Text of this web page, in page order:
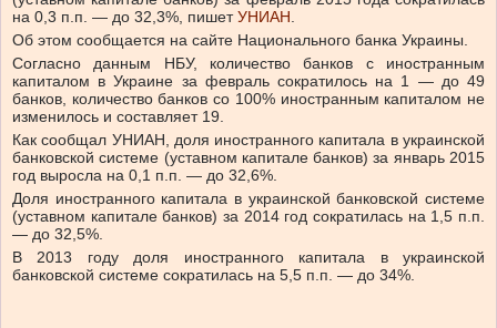
на 0,3 п.п. — до 32,3%, пишетУНИАН.
Об этом сообщается на сайте Национального банка Украины.
Согласно данным НБУ, количество банков с иностранным
капиталом в Украине за февраль сократилось на 1 — до 49
банков, количество банков со 100% иностранным капиталом не
изменилось и составляет 19.
Как сообщал УНИАН, доля иностранного капитала в украинской
банковской системе (уставном капитале банков) за январь 2015
год выросла на 0,1 п.п. — до 32,6%.
Доля иностранного капитала в украинской банковской системе
(уставном капитале банков) за 2014 год сократилась на 1,5 п.п.
— до 32,5%.
В 2013 году доля иностранного капитала в украинской
банковской системе сократилась на 5,5 п.п. — до 34%.